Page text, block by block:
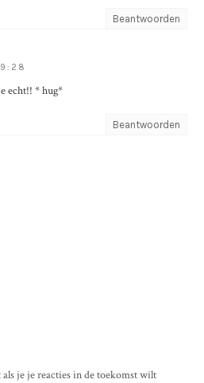
Beantwoorden
echt!! * hug*
Beantwoorden
je je reacties in de toekomst wilt